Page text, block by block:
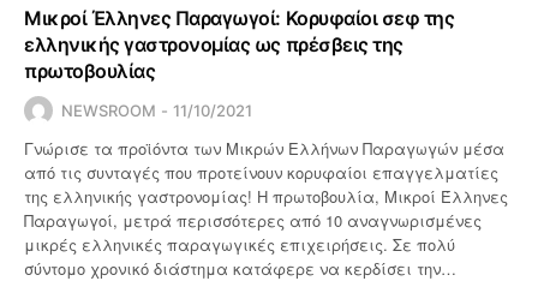
Μικροί Έλληνες Παραγωγοί: Κορυφαίοι σεφ της
ελληνικής γαστρονομίας ως πρέσβεις της
πρωτοβουλίας
NEWSROOM 11/10/2021
Γνώρισε τα προϊόντα των Μικρών Ελλήνων Παραγωγών μέσα
από τις συνταγές που προτείνουν κορυφαίοι επαγγελματίες
της ελληνικής γαστρονομίας! Η πρωτοβουλία, Μικροί Έλληνες
Παραγωγοί, μετρά περισσότερες από 10 αναγνωρισμένες
μικρές ελληνικές παραγωγικές επιχειρήσεις. Σε πολύ
σύντομο χρονικό διάστημα κατάφερε να κερδίσει την…